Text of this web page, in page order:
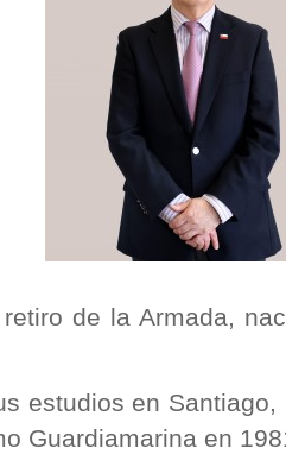
de la Armada,
estudios en
Guardiamarina en